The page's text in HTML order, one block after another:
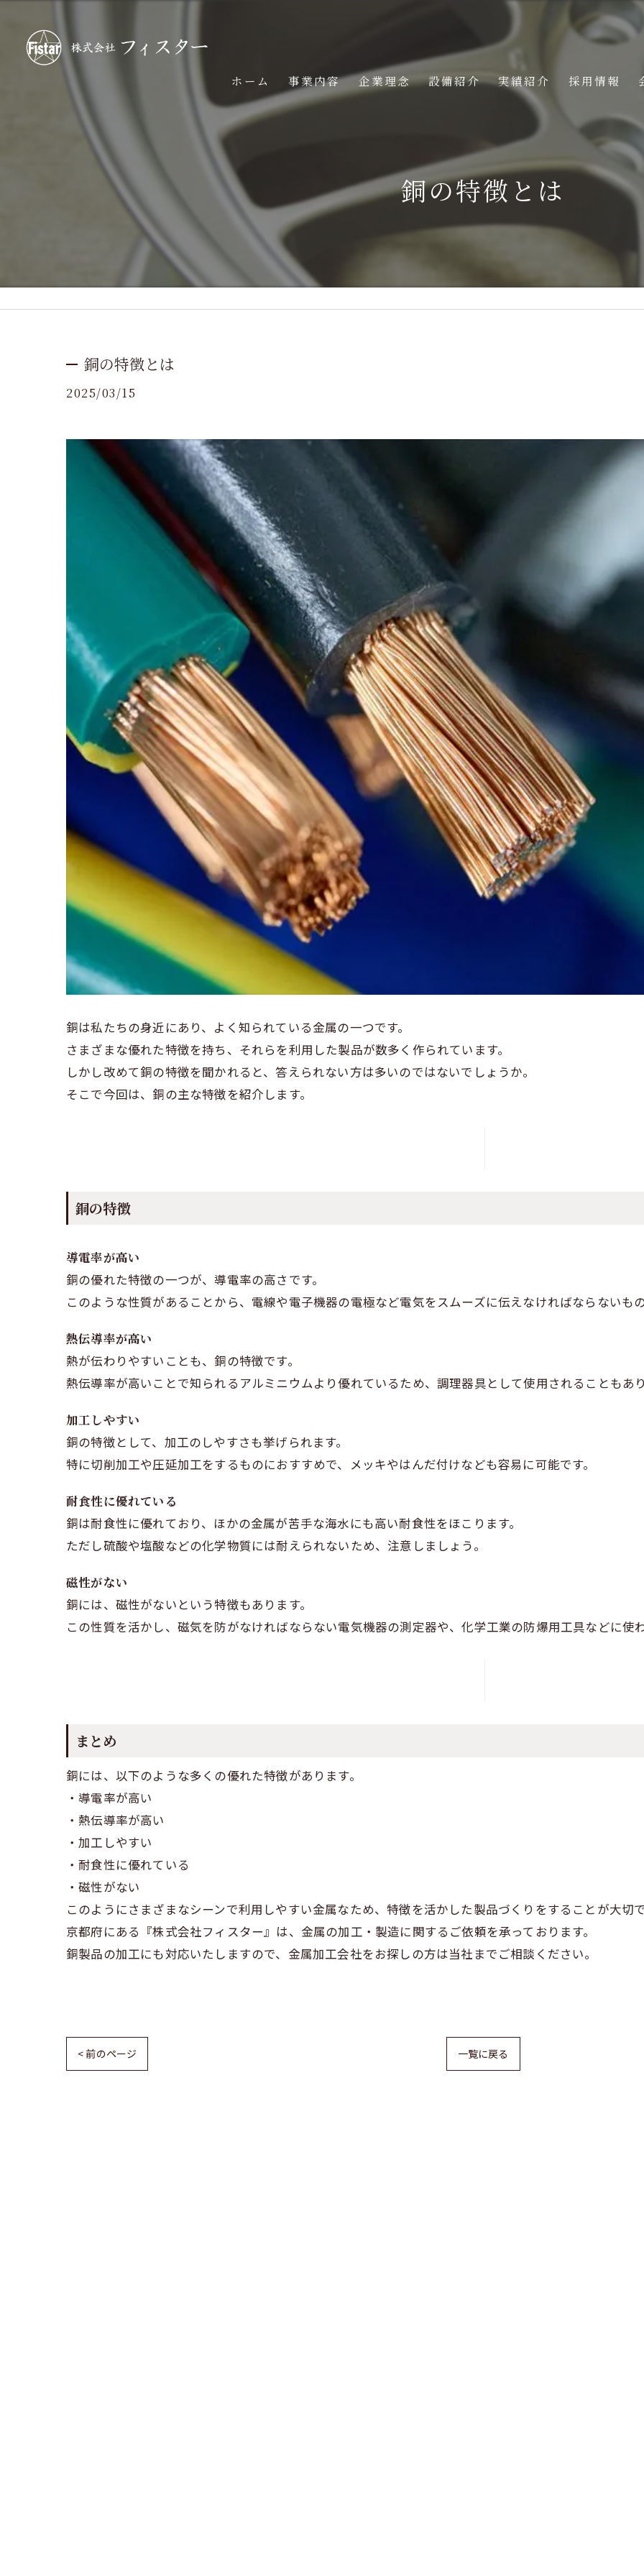
ホーム 事業内容 企業理念 設備紹介 実績紹介 採用情報
銅の特徴とは
銅の特徴とは
2025/03/15
銅は私たちの身近にあり、よく知られている金属の一つです。
さまざまな優れた特徴を持ち、それらを利用した製品が数多く作られています。
しかし改めて銅の特徴を聞かれると、答えられない方は多いのではないでしょうか。
そこで今回は、銅の主な特徴を紹介します。
銅の特徴
導電率が高い
銅の優れた特徴の一つが、導電率の高さです。
このような性質があることから、電線や電子機器の電極など電気をスムーズに伝えなければならないも
熱伝導率が高い
熱が伝わりやすいことも、銅の特徴です。
熱伝導率が高いことで知られるアルミニウムより優れているため、調理器具として使用されることもあり
加工しやすい
銅の特徴として、加工のしやすさも挙げられます。
特に切削加工や圧延加工をするものにおすすめで、メッキやはんだ付けなども容易に可能です。
耐食性に優れている
銅は耐食性に優れており、ほかの金属が苦手な海水にも高い耐食性をほこります。
ただし硫酸や塩酸などの化学物質には耐えられないため、注意しましょう。
磁性がない
銅には、磁性がないという特徴もあります。
この性質を活かし、磁気を防がなければならない電気機器の測定器や、化学工業の防爆用工具などに使わ
まとめ
銅には、以下のような多くの優れた特徴があります。
・導電率が高い
・熱伝導率が高い
・加工しやすい
・耐食性に優れている
・磁性がない
このようにさまざまなシーンで利用しやすい金属なため、特徴を活かした製品づくりをすることが大切で
京都府にある『株式会社フィスター』は、金属の加工・製造に関するご依頼を承っております。
銅製品の加工にも対応いたしますので、金属加工会社をお探しの方は当社までご相談ください。
< 前のページ 一覧に戻る